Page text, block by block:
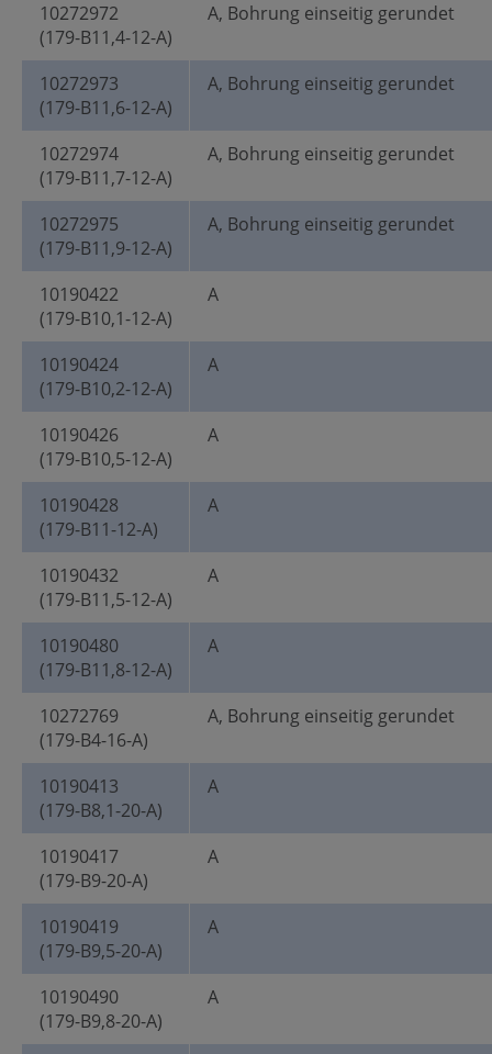
10272972
(179-B11,4-12-A)
A, Bohrung einseitig gerundet
10272973
(179-B11,6-12-A)
A, Bohrung einseitig gerundet
10272974
(179-B11,7-12-A)
A, Bohrung einseitig gerundet
10272975
(179-B11,9-12-A)
A, Bohrung einseitig gerundet
10190422
(179-B10,1-12-A)
A
10190424
(179-B10,2-12-A)
A
10190426
(179-B10,5-12-A)
A
10190428
(179-B11-12-A)
A
10190432
(179-B11,5-12-A)
A
10190480
(179-B11,8-12-A)
A
10272769
(179-B4-16-A)
A, Bohrung einseitig gerundet
10190413
(179-B8,1-20-A)
A
10190417
(179-B9-20-A)
A
10190419
(179-B9,5-20-A)
A
10190490
(179-B9,8-20-A)
A